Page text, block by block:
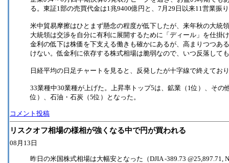
る。東証1部の売買代金は1兆9400億円と、7月29日以来11営業振
米中貿易摩擦はひとまず懸念の程度が低下したが、来年秋の大統
大統領は交渉を自分に有利に展開するために「ディール」を仕掛
金利の低下は株価を下支える働きも確かにあるが、高まりつつあ
けない。低金利に依存する株式相場は脆弱なので、いつ反落して
日経平均の日足チャートを見ると、反発したが十字線で終えてお
33業種中30業種が上げた。上昇率トップ5は、鉱業（1位）、そ
位）、石油・石炭（5位）となった。
コメント投稿
リスクオフ相場の様相が強くなる中で円が買われる
08月13日
昨日の米国株式相場は大幅安となった（DJIA -389.73 @25,897.71,